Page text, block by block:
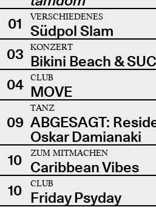
01
VERSCHIEDENES
Südpol Slam
03
KONZERT
Bikini Beach &
04
CLUB
MOVE
09
TANZ
ABGESAGT:
Oskar Damianaki
10
ZUM MITMACHEN
Caribbean Vibes
10
CLUB
Friday Psyday